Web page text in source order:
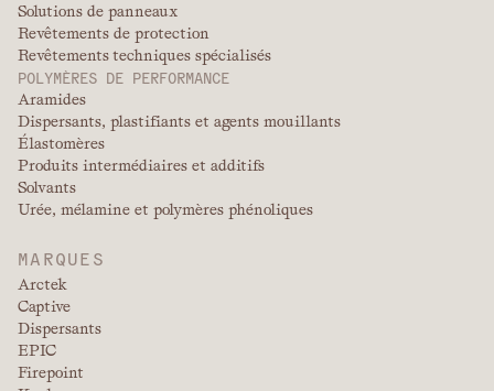
Solutions de panneaux
Revêtements de protection
Revêtements techniques spécialisés
POLYMÈRES DE PERFORMANCE
Aramides
Dispersants, plastifiants et agents mouillants
Élastomères
Produits intermédiaires et additifs
Solvants
Urée, mélamine et polymères phénoliques
MARQUES
Arctek
Captive
Dispersants
EPIC
Firepoint